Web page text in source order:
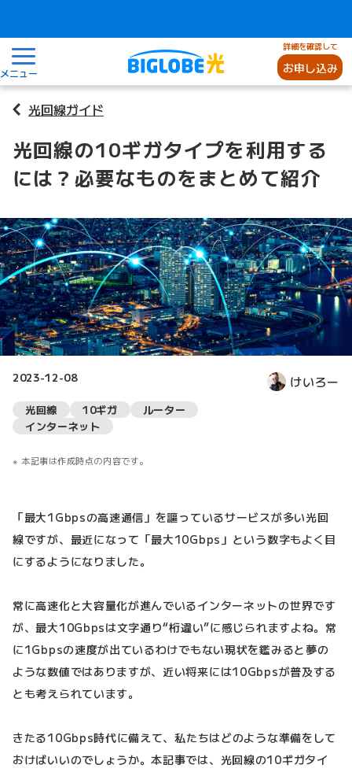
メニュー
詳細を確認して
お申し込み
光回線ガイド
光回線の10ギガタイプを利用する
には？必要なものをまとめて紹介
2023-12-08 けいろー
光回線 10ギガ
ルーター
インターネット
本記事は作成時点の内容です。
「最大1Gbpsの高速通信」を謳っているサービスが多い光回
線ですが、最近になって「最大10Gbps」という数字もよく目
にするようになりました。
常に高速化と大容量化が進んでいるインターネットの世界です
が、最大10Gbpsは文字通り“桁違い”に感じられますよね。常
に1Gbpsの速度が出ているわけでもない現状を鑑みると夢の
ような数値ではありますが、近い将来には10Gbpsが普及する
とも考えられています。
きたる10Gbps時代に備えて、私たちはどのような準備をして
おけばいいのでしょうか。本記事では、光回線の10ギガタイ